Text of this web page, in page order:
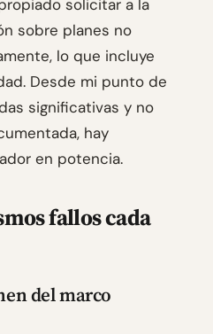
solicitar a la
sobre planes no
lo que incluye
Desde mi punto de
significativas y no
hay
en potencia.
fallos cada
del marco